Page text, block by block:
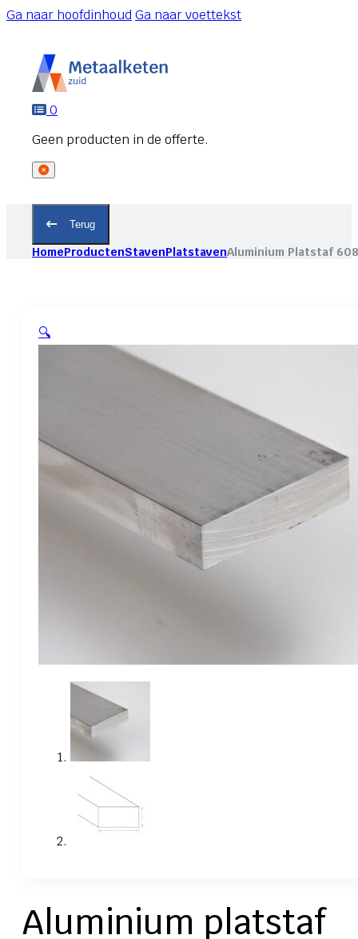
Ga naar hoofdinhoudGa naar voettekst
0
Terug
HomeProductenStavenPlatstavenAluminium Platstaf
🔍
Aluminium platstaf